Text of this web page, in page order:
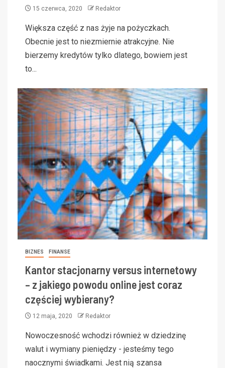
15 czerwca, 2020 Redaktor
Większa część z nas żyje na pożyczkach.
Obecnie jest to niezmiernie atrakcyjne. Nie
bierzemy kredytów tylko dlatego, bowiem jest
to...
BIZNES FINANSE
Kantor stacjonarny versus internetowy
– z jakiego powodu online jest coraz
częściej wybierany?
12 maja, 2020 Redaktor
Nowoczesność wchodzi również w dziedzinę
walut i wymiany pieniędzy - jesteśmy tego
naocznymi świadkami. Jest nią szansa